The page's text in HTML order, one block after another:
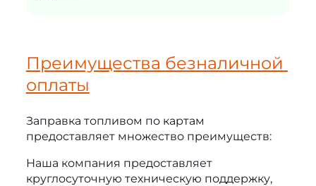
Преимущества безналичной
оплаты
Заправка топливом по картам
предоставляет множество преимуществ:
Наша компания предоставляет
круглосуточную техническую поддержку,